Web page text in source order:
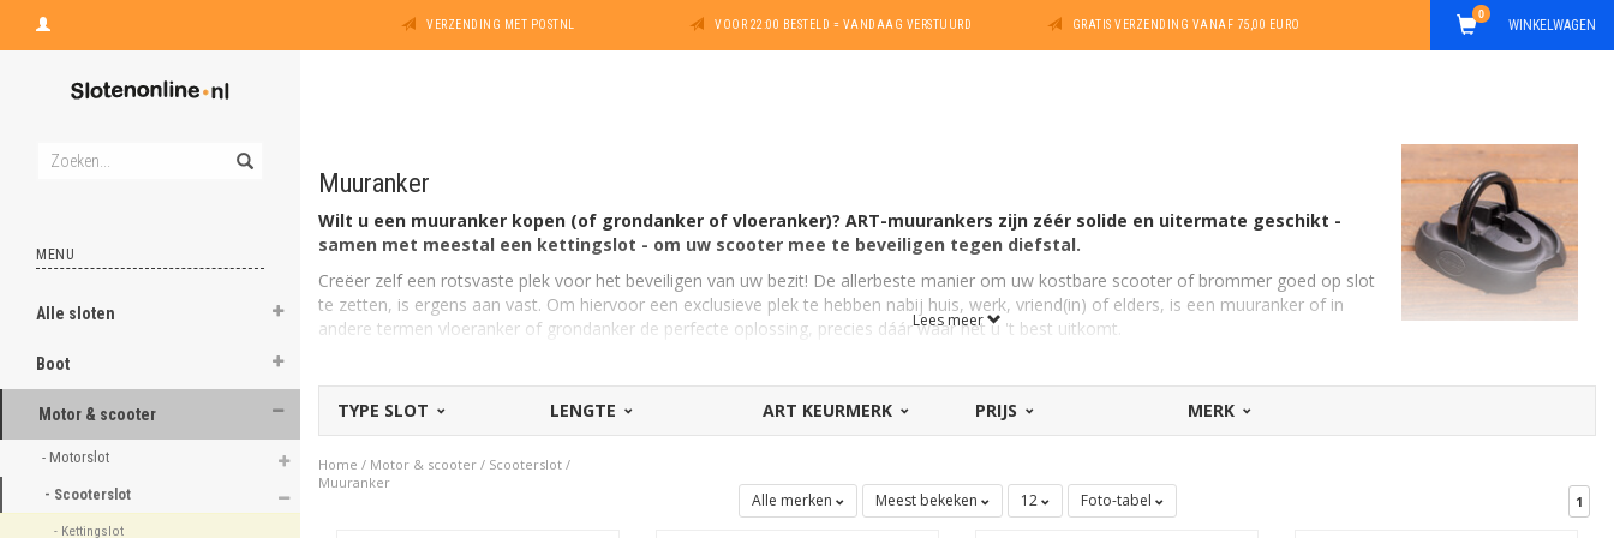
VERZENDING MET POSTNL VOOR 22:00 BESTELD = VANDAAG VERSTUURD GRATIS VERZENDING VANAF 75,00 EURO WINKELWAGEN
0
MENU
Alle sloten
Boot
Motor & scooter
- Motorslot
- Scooterslot
- Kettingslot
Muuranker
Wilt u een muuranker kopen (of grondanker of vloeranker)? ART-muurankers zijn zéér solide en uitermate geschikt -
samen met meestal een kettingslot - om uw scooter mee te beveiligen tegen diefstal.
Creëer zelf een rotsvaste plek voor het beveiligen van uw bezit! De allerbeste manier om uw kostbare scooter of brommer goed op slot
te zetten, is ergens aan vast. Om hiervoor een exclusieve plek te hebben nabij huis, werk, vriend(in) of elders, is een muuranker of in
andere termen vloeranker of grondanker de perfecte oplossing, precies dáár waar het u 't best uitkomt.
U verschaft zich met een muuranker een onwrikbaar object met ring, waardoorheen meestal hetkettingslotgaat waarmee de scooter is
gezekerd. Degrondanker muuranker
is van gehard staal, beveiligd tegen demontage en heeft meestal het veilige
ART-keurmerk(tot aan ART-4).
Hoe werkt een muuranker? Hoe is een muuranker te monteren?
De muuranker bevestigen, gaat als volgt. Houd het anker op de gewenste plek van montage, dus op de vloer of aan de muur. Teken de
vier gaten af en boor deze uit met een dikke boor (meestal 16 millimeter, maar lees altijd de productbeschrijving en handleiding!).
Lees meer
TYPE SLOT LENGTE ART KEURMERK PRIJS MERK
Home / Motor & scooter / Scooterslot /
Muuranker
Alle merken Meest bekeken 12 Foto-tabel 1